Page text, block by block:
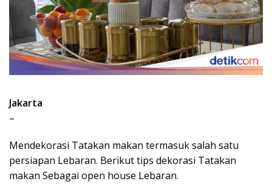
Jakarta
–
Mendekorasi Tatakan makan termasuk salah satu
persiapan Lebaran. Berikut tips dekorasi Tatakan
makan Sebagai open house Lebaran.